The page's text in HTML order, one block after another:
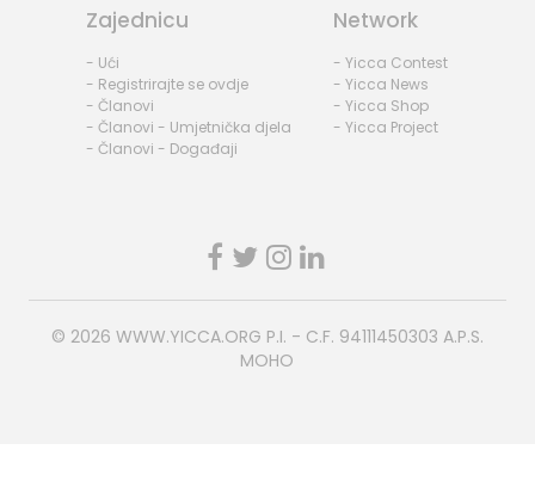
Zajednicu
- Ući
- Registrirajte se ovdje
- Članovi
- Članovi - Umjetnička djela
- Članovi - Događaji
Network
- Yicca Contest
- Yicca News
- Yicca Shop
- Yicca Project
© 2026 WWW.YICCA.ORG P.I. - C.F. 94111450303 A.P.S.
MOHO